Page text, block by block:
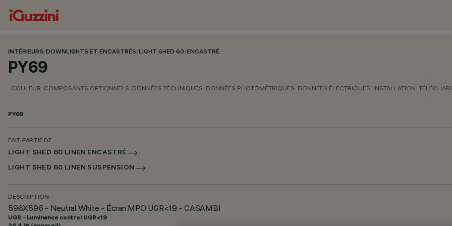
INTÉRIEURS/DOWNLIGHTS ET ENCASTRÉS/LIGHT SHED 60/ENCASTRÉ
PY69
COULEUR COMPOSANTS OPTIONNELS DONNÉES TECHNIQUES DONNÉES PHOTOMÉTRIQUES DONNÉES ÉLECTRIQUES INSTALLATION
PY69
FAIT PARTIE DE
LIGHT SHED 60 LINEN ENCASTRÉ
LIGHT SHED 60 LINEN SUSPENSION
DESCRIPTION
596X596 - Neutral White - Écran MPO UGR<19 - CASAMBI
UGR - Luminance control UGR<19